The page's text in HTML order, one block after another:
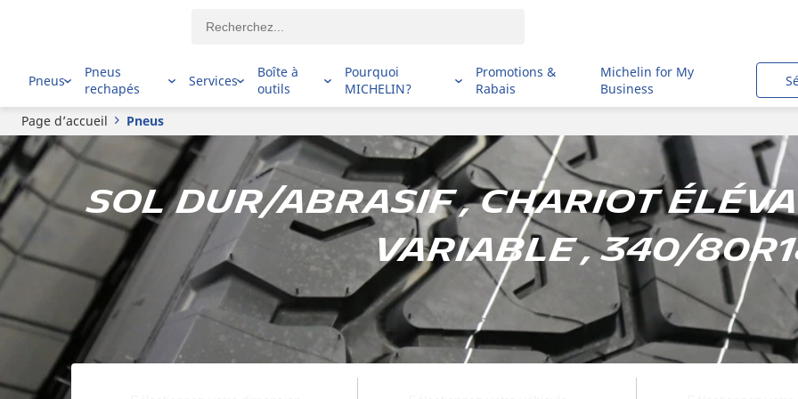
Pneus
Pneus
rechapés
Services
Boîte à
outils
Pourquoi
MICHELIN?
Promotions &
Rabais
Michelin for My
Business
Page d’accueil Pneus
Sol dur/abrasif , Chariot
variable , 340/